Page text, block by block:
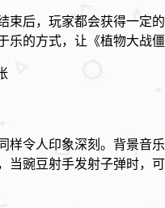
束后，玩家都会获得一
的方式，让《植物大战
样令人印象深刻。背景
豌豆射手发射子弹时，